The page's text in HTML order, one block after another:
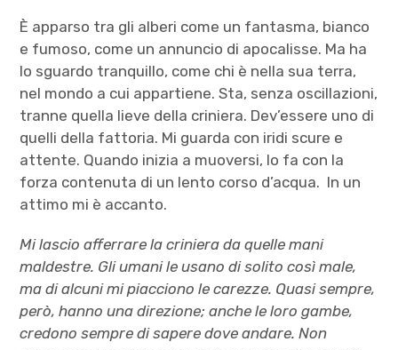
È apparso tra gli alberi come un fantasma, bianco
e fumoso, come un annuncio di apocalisse. Ma ha
lo sguardo tranquillo, come chi è nella sua terra,
nel mondo a cui appartiene. Sta, senza oscillazioni,
tranne quella lieve della criniera. Dev’essere uno di
quelli della fattoria. Mi guarda con iridi scure e
attente. Quando inizia a muoversi, lo fa con la
forza contenuta di un lento corso d’acqua. In un
attimo mi è accanto.
Mi lascio afferrare la criniera da quelle mani
maldestre. Gli umani le usano di solito così male,
ma di alcuni mipiacciono le carezze. Quasi sempre,
però, hanno una direzione; anche le loro gambe,
credono sempre di sapere dove andare. Non